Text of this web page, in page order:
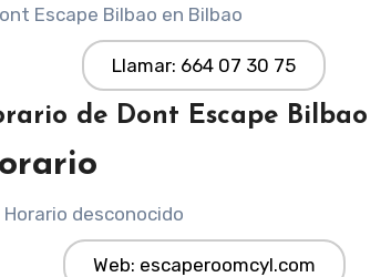
Llamar: 664 07 30 75
de Dont Escape Bilbao
Horario desconocido
Web: escaperoomcyl.com